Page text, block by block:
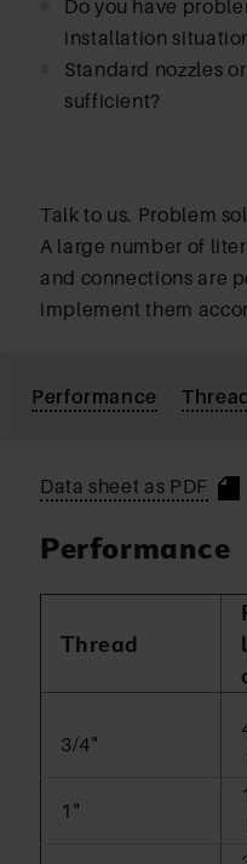
Do you have
installation
Standard nozzles
sufficient?
Talk to us. Problem
A large number of
and connections are
implement them
Performance
Data sheet as PDF
Performance
Thread
3/4"
1"